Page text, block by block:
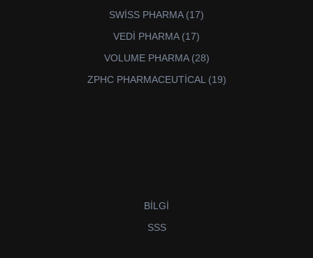
SWİSS PHARMA 1717
VEDİ PHARMA 1717
VOLUME PHARMA 2828
ZPHC PHARMACEUTİCAL 1919
BİLGİ
SSS